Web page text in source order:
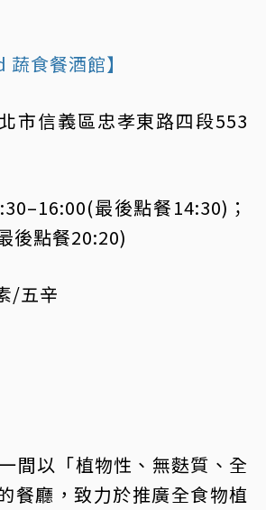
蔬食餐酒館】
市信義區忠孝東路四段553
最後點餐14:30)；
後點餐20:20)
/五辛
間以「植物性、無麩質、全
餐廳，致力於推廣全食物植